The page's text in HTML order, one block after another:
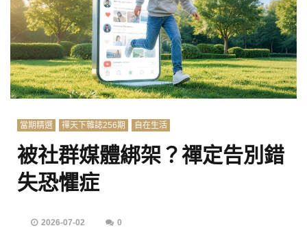
當期精選 禪天下雜誌256期 自在生活
被社群媒體綁架？禪定告別錯
失恐懼症
2026-07-02 0